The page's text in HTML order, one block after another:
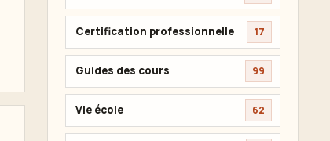
Certification professionnelle 17
Guides des cours 99
Vie école 62